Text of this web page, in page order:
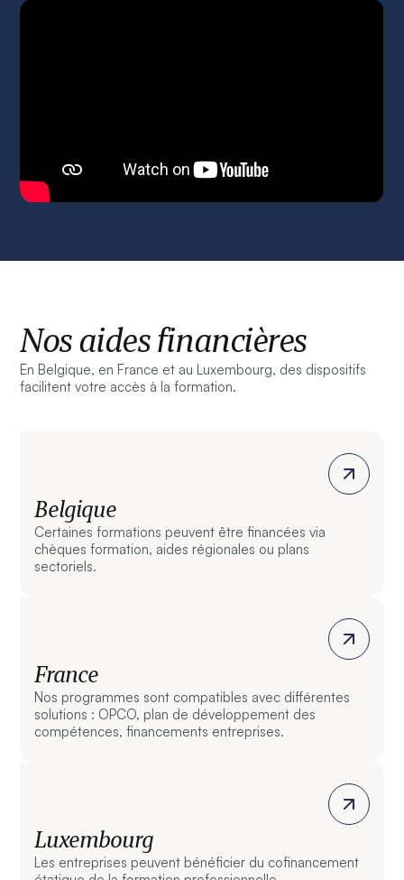
Nos aides financières
En Belgique, en France et au Luxembourg, des dispositifs
facilitent votre accès à la formation.
Belgique
Certaines formations peuvent être financées via
chèques formation, aides régionales ou plans
sectoriels.
France
Nos programmes sont compatibles avec différentes
solutions : OPCO, plan de développement des
compétences, financements entreprises.
Luxembourg
Les entreprises peuvent bénéficier du cofinancement